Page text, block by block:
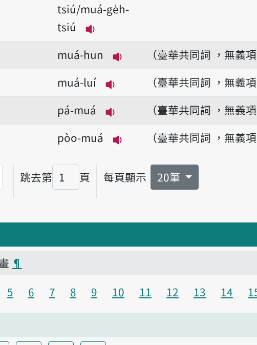
tsiú/muá-ge̍h-
tsiú
播放音讀muá-gue̍h-tsiú/muá-
muá-hun
播放音讀muá-hun
（臺華共同詞 ，無義
muá-luí
播放音讀muá-luí
（臺華共同詞 ，無義
pá-muá
播放音讀pá-muá
（臺華共同詞 ，無義
pòo-muá
播放音讀pòo-muá
（臺華共同詞 ，無義
跳去第
頁碼
頁 每頁顯示 20筆
¶
5 6 7 8 9 10 11 12 13 14